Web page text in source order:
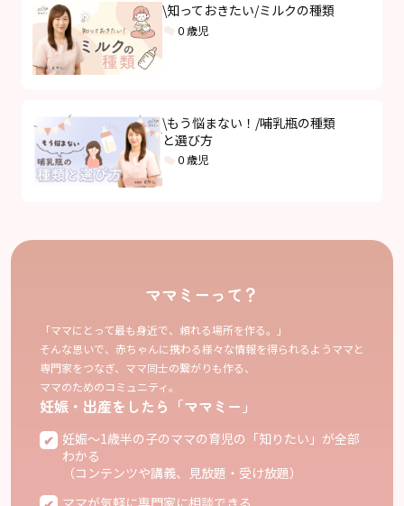
\知っておきたい/ミルクの種類
０歳児
\もう悩まない！/哺乳瓶の種類
と選び方
０歳児
ママミーって？
「ママにとって最も身近で、頼れる場所を作る。」
そんな思いで、赤ちゃんに携わる様々な情報を得られるようママと
専門家をつなぎ、ママ同士の繋がりも作る、
ママのためのコミュニティ。
妊娠・出産をしたら「ママミー」
妊娠〜1歳半の子のママの育児の「知りたい」が全部
わかる
（コンテンツや講義、見放題・受け放題）
ママが気軽に専門家に相談できる